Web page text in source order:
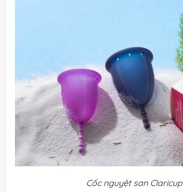
Cốc nguyệt san Claricup